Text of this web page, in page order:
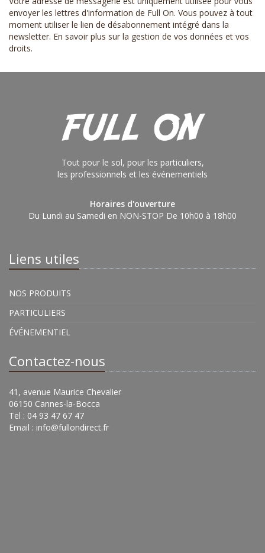
envoyer les lettres d'information de Full On. Vous pouvez à tout
moment utiliser le lien de désabonnement intégré dans la
newsletter. En savoir plus sur la gestion de vos données et vos
droits.
Tout pour le sol, pour les particuliers,
les professionnels et les événementiels
Horaires d'ouverture
Du Lundi au Samedi en NON-STOP De 10h00 à 18h00
Liens utiles
NOS PRODUITS
PARTICULIERS
ÉVÉNEMENTIEL
Contactez-nous
41, avenue Maurice Chevalier
06150 Cannes-la-Bocca
Tel : 04 93 47 67 47
Email : info@fullondirect.fr